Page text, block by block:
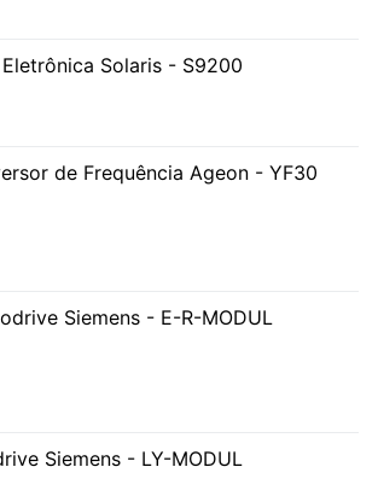
Solaris - S9200
de Frequência Ageon - YF30
Siemens - E-R-MODUL
Siemens - LY-MODUL